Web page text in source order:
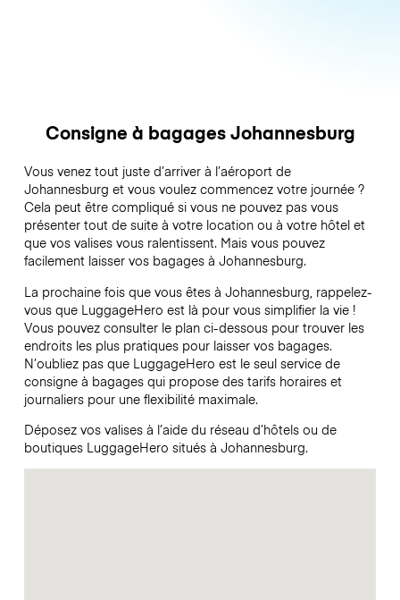
Consigne à bagages Johannesburg
Vous venez tout juste d’arriver à l’aéroport de
Johannesburg et vous voulez commencez votre journée ?
Cela peut être compliqué si vous ne pouvez pas vous
présenter tout de suite à votre location ou à votre hôtel et
que vos valises vous ralentissent. Mais vous pouvez
facilement laisser vos bagages à Johannesburg.
La prochaine fois que vous êtes à Johannesburg, rappelez-
vous que LuggageHero est là pour vous simplifier la vie !
Vous pouvez consulter le plan ci-dessous pour trouver les
endroits les plus pratiques pour laisser vos bagages.
N’oubliez pas que LuggageHero est le seul service de
consigne à bagages qui propose des tarifs horaires et
journaliers pour une flexibilité maximale.
Déposez vos valises à l’aide du réseau d’hôtels ou de
boutiques LuggageHero situés à Johannesburg.